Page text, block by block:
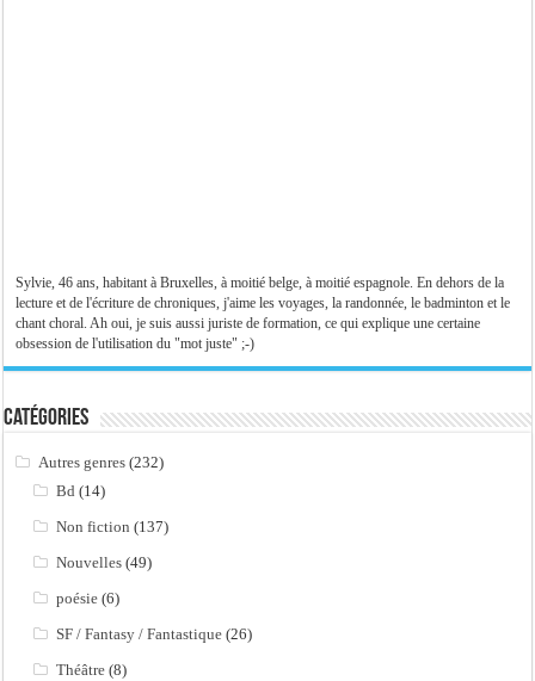
Sylvie, 46 ans, habitant à Bruxelles, à moitié belge, à moitié espagnole. En dehors de la
lecture et de l'écriture de chroniques, j'aime les voyages, la randonnée, le badminton et le
chant choral. Ah oui, je suis aussi juriste de formation, ce qui explique une certaine
obsession de l'utilisation du "mot juste" ;-)
Catégories
Autres genres (232)
Bd (14)
Non fiction (137)
Nouvelles (49)
poésie (6)
SF / Fantasy / Fantastique (26)
Théâtre (8)